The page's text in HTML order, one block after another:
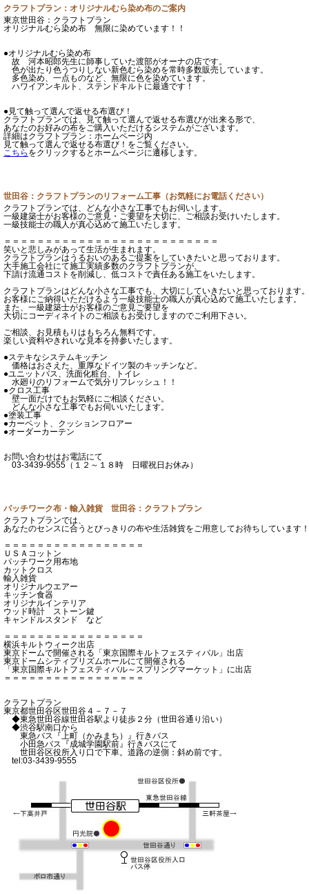
クラフトプラン：オリジナルむら染め布のご案内
東京世田谷：クラフトプラン
オリジナルむら染め布 無限に染めています！！
●オリジナルむら染め布
故 河本昭郎先生に師事していた渡部がオーナの店です。
色が出たり色うつりしない新色むら染めを常時多数販売しています。
多色染め、一点ものなど、無限に色を染めています。
ハワイアンキルト、ステンドキルトに最適です！
●見て触って選んで返せる布選び！
クラフトプランでは、見て触って選んで返せる布選びが出来る形で、
あなたのお好みの布をご購入いただけるシステムがございます。
詳細はクラフトプラン：ホームページ内
見て触って選んで返せる布選び！をご覧ください。
こちら をクリックするとホームページに遷移します。
世田谷：クラフトプランのリフォーム工事（お気軽にお電話ください）
クラフトプランでは、どんな小さな工事でもお伺いします。
一級建築士がお客様のご意見・ご要望を大切に、ご相談お受けいたします。
一級技能士の職人が真心込めて施工いたします。
＝＝＝＝＝＝＝＝＝＝＝＝＝＝＝＝＝＝＝＝＝＝＝＝＝＝
笑いと悲しみがあって生活が生まれます。
クラフトプランはうるおいのあるご提案をしていきたいと思っております。
大手施工会社にて施工実績多数のクラフトプランが、
下請け流通コストを削減し、低コストで責任ある施工をいたします。
クラフトプランはどんな小さな工事でも、大切にしていきたいと思っております。
お客様にご納得いただけるよう一級技能士の職人が真心込めて施工いたします。
また、一級建築士がお客様のご意見ご要望を
大切にコーディネイトのご相談もお受けしますのでご利用下さい。
ご相談、お見積もりはもちろん無料です。
楽しい資料やきれいな見本を持参いたします。
●ステキなシステムキッチン
価格はおさえた、重厚なドイツ製のキッチンなど。
●ユニットバス、洗面化粧台、トイレ
水廻りのリフォームで気分リフレッシュ！！
●クロス工事
壁一面だけでもお気軽にご相談ください。
どんな小さな工事でもお伺いいたします。
●塗装工事
●カーペット、クッションフロアー
●オーダーカーテン
お問い合わせはお電話にて
03-3439-9555（１２～１８時 日曜祝日お休み）
パッチワーク布・輸入雑貨 世田谷：クラフトプラン
クラフトプランでは、
あなたのセンスに合うとびっきりの布や生活雑貨をご用意してお待ちしています！
＝＝＝＝＝＝＝＝＝＝＝＝＝＝＝＝＝
ＵＳＡコットン
パッチワーク用布地
カットクロス
輸入雑貨
オリジナルウエアー
キッチン食器
オリジナルインテリア
ウッド時計 ストーン鍵
キャンドルスタンド など
＝＝＝＝＝＝＝＝＝＝＝＝＝＝＝＝＝
横浜キルトウィーク出店
東京ドームで開催される「東京国際キルトフェスティバル」出店
東京ドームシティプリズムホールにて開催される
「東京国際キルトフェスティバル～スプリングマーケット」に出店
＝＝＝＝＝＝＝＝＝＝＝＝＝＝＝＝＝
クラフトプラン
東京都世田谷区世田谷４－７－７
◆東急世田谷線世田谷駅より徒歩２分（世田谷通り沿い）
◆渋谷駅南口から
東急バス『上町（かみまち）』行きバス
小田急バス『成城学園駅前』行きバスにて
世田谷区役所入り口で下車。道路の逆側：斜め前です。
tel:03-3439-9555